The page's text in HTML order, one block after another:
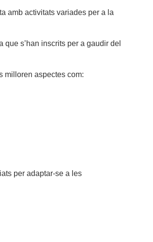
amb activitats variades per a la
s’han inscrits per a gaudir del
milloren aspectes com:
per adaptar-se a les